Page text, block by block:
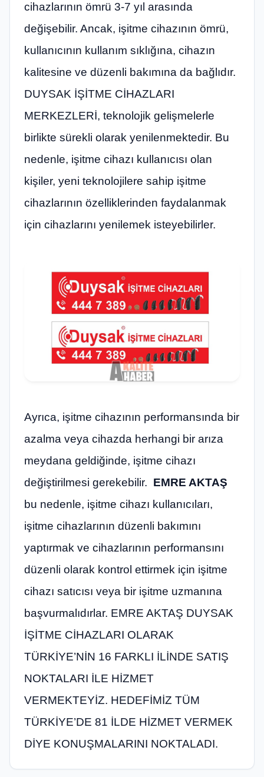
cihazlarının ömrü 3-7 yıl arasında
değişebilir. Ancak, işitme cihazının ömrü,
kullanıcının kullanım sıklığına, cihazın
kalitesine ve düzenli bakımına da bağlıdır.
DUYSAK İŞİTME CİHAZLARI
MERKEZLERİ, teknolojik gelişmelerle
birlikte sürekli olarak yenilenmektedir. Bu
nedenle, işitme cihazı kullanıcısı olan
kişiler, yeni teknolojilere sahip işitme
cihazlarının özelliklerinden faydalanmak
için cihazlarını yenilemek isteyebilirler.
Ayrıca, işitme cihazının performansında bir
azalma veya cihazda herhangi bir arıza
meydana geldiğinde, işitme cihazı
değiştirilmesi gerekebilir. EMRE AKTAŞ
bu nedenle, işitme cihazı kullanıcıları,
işitme cihazlarının düzenli bakımını
yaptırmak ve cihazlarının performansını
düzenli olarak kontrol ettirmek için işitme
cihazı satıcısı veya bir işitme uzmanına
başvurmalıdırlar. EMRE AKTAŞ DUYSAK
İŞİTME CİHAZLARI OLARAK
TÜRKİYE’NİN 16 FARKLI İLİNDE SATIŞ
NOKTALARI İLE HİZMET
VERMEKTEYİZ. HEDEFİMİZ TÜM
TÜRKİYE’DE 81 İLDE HİZMET VERMEK
DİYE KONUŞMALARINI NOKTALADI.